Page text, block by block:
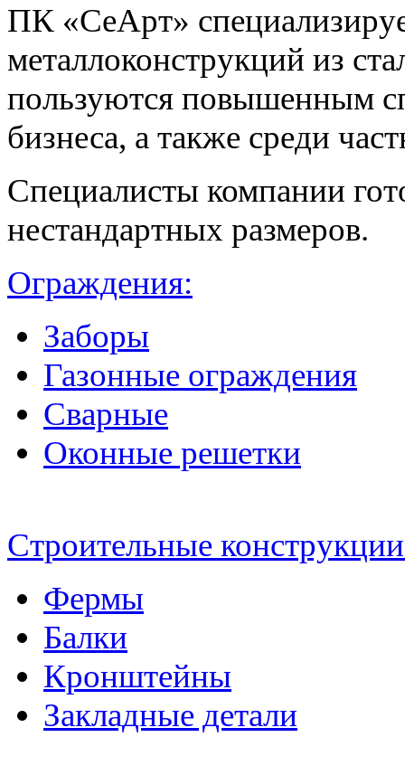
ПК «СеАрт»
металлоконструкций из
пользуются повышенным
бизнеса, а также среди
Специалисты компании
нестандартных размеров.
Ограждения:
Заборы
Газонные ограждения
Сварные
Оконные решетки
Строительные
Фермы
Балки
Кронштейны
Закладные детали